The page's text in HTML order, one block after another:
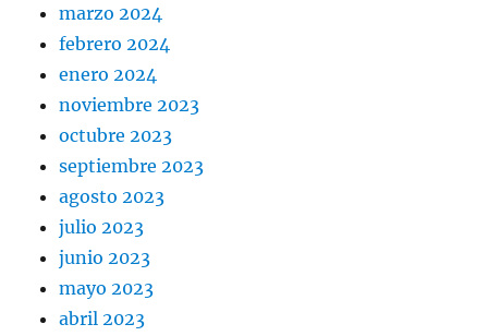
marzo 2024
febrero 2024
enero 2024
noviembre 2023
octubre 2023
septiembre 2023
agosto 2023
julio 2023
junio 2023
mayo 2023
abril 2023